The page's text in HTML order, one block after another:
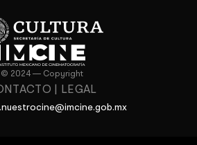
© 2024 — Copyright
LEGAL